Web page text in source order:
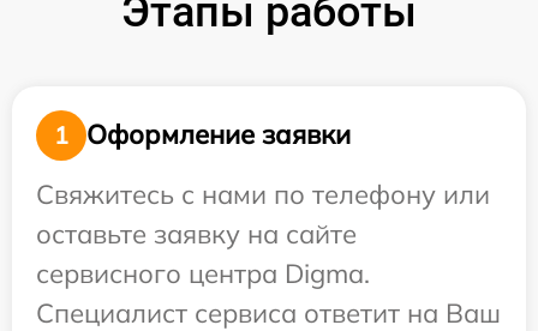
Этапы работы
1
Оформление заявки
Свяжитесь с нами по телефону или
оставьте заявку на сайте
сервисного центра Digma.
Специалист сервиса ответит на Ваш